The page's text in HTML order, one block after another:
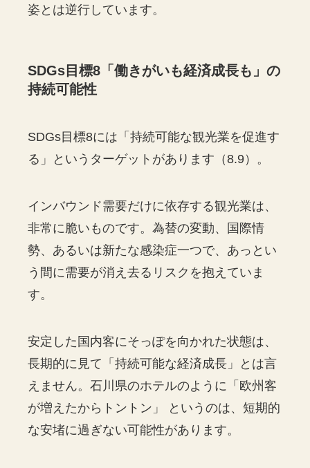
姿とは逆行しています。
SDGs目標8「働きがいも経済成長も」の
持続可能性
SDGs目標8には「持続可能な観光業を促進す
る」というターゲットがあります（8.9）。
インバウンド需要だけに依存する観光業は、
非常に脆いものです。為替の変動、国際情
勢、あるいは新たな感染症一つで、あっとい
う間に需要が消え去るリスクを抱えていま
す。
安定した国内客にそっぽを向かれた状態は、
長期的に見て「持続可能な経済成長」とは言
えません。石川県のホテルのように「欧州客
が増えたからトントン」 というのは、短期的
な安堵に過ぎない可能性があります。